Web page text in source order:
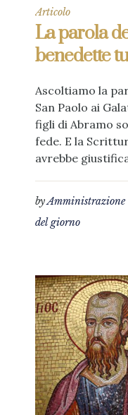
Articolo
La parola
benedette
Ascoltiamo la
San Paolo ai
figli di Abramo
fede. E la
avrebbe
byAmministrazione
del giorno